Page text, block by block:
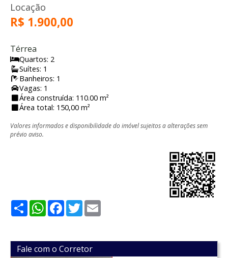
Locação
R$ 1.900,00
Térrea
Quartos: 2
Suítes: 1
Banheiros: 1
Vagas: 1
Área construída: 110.00 m²
Área total: 150,00 m²
Valores informados e disponibilidade do imóvel sujeitos a alterações sem
prévio aviso.
ShareWhatsApp
Facebook
Twitter
Fale com o Corretor